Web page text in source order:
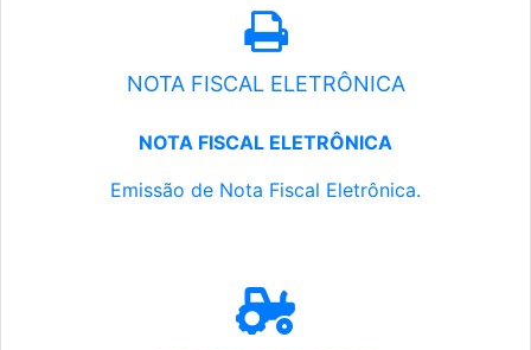
NOTA FISCAL ELETRÔNICA
NOTA FISCAL ELETRÔNICA
Emissão de Nota Fiscal Eletrônica.